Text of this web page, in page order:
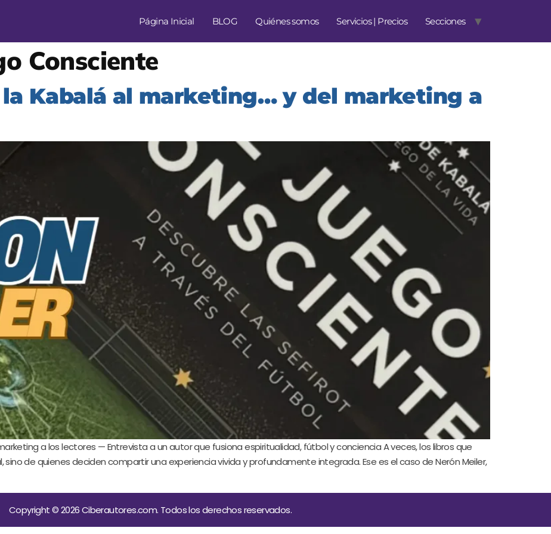
Página Inicial BLOG Quiénes somos Servicios | Precios Secciones
Consciente
Kabalá al marketing… y del marketing a
a los lectores — Entrevista a un autor que fusiona espiritualidad, fútbol y conciencia A veces, los libros que
de quienes deciden compartir una experiencia vivida y profundamente integrada. Ese es el caso de Nerón Meiler,
Copyright © 2026 Ciberautores.com. Todos los derechos reservados.